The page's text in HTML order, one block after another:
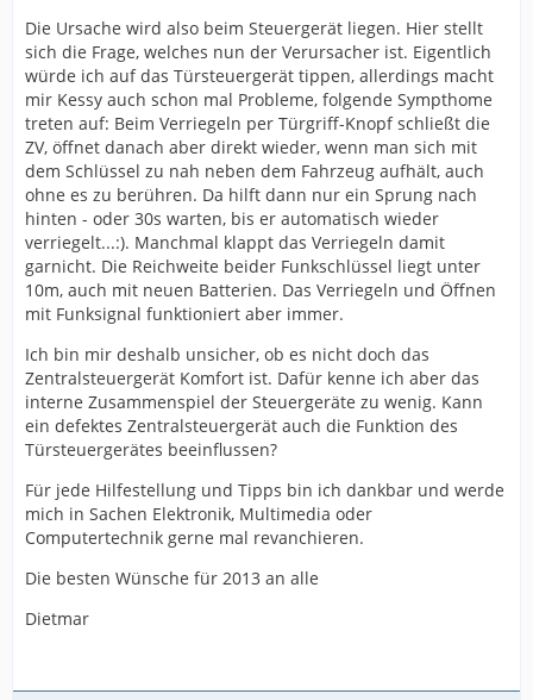
Die Ursache wird also beim Steuergerät liegen. Hier stellt
sich die Frage, welches nun der Verursacher ist. Eigentlich
würde ich auf das Türsteuergerät tippen, allerdings macht
mir Kessy auch schon mal Probleme, folgende Sympthome
treten auf: Beim Verriegeln per Türgriff-Knopf schließt die
ZV, öffnet danach aber direkt wieder, wenn man sich mit
dem Schlüssel zu nah neben dem Fahrzeug aufhält, auch
ohne es zu berühren. Da hilft dann nur ein Sprung nach
hinten - oder 30s warten, bis er automatisch wieder
verriegelt...:). Manchmal klappt das Verriegeln damit
garnicht. Die Reichweite beider Funkschlüssel liegt unter
10m, auch mit neuen Batterien. Das Verriegeln und Öffnen
mit Funksignal funktioniert aber immer.
Ich bin mir deshalb unsicher, ob es nicht doch das
Zentralsteuergerät Komfort ist. Dafür kenne ich aber das
interne Zusammenspiel der Steuergeräte zu wenig. Kann
ein defektes Zentralsteuergerät auch die Funktion des
Türsteuergerätes beeinflussen?
Für jede Hilfestellung und Tipps bin ich dankbar und werde
mich in Sachen Elektronik, Multimedia oder
Computertechnik gerne mal revanchieren.
Die besten Wünsche für 2013 an alle
Dietmar